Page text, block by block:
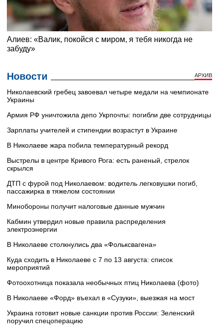
Новости АРХИВ
Николаевский гребец завоевал четыре медали на чемпионате
Украины
Армия РФ уничтожила депо Укрпочты: погибли две сотрудницы
Зарплаты учителей и стипендии возрастут в Украине
В Николаеве жара побила температурный рекорд
Выстрелы в центре Кривого Рога: есть раненый, стрелок
скрылся
ДТП с фурой под Николаевом: водитель легковушки погиб,
пассажирка в тяжелом состоянии
Минобороны получит налоговые данные мужчин
Кабмин утвердил новые правила распределения
электроэнергии
В Николаеве столкнулись два «Фольксвагена»
Куда сходить в Николаеве с 7 по 13 августа: список
мероприятий
Фотоохотница показала необычных птиц Николаева (фото)
В Николаеве «Форд» въехал в «Сузуки», выезжая на мост
Украина готовит новые санкции против России: Зеленский
поручил спецоперацию